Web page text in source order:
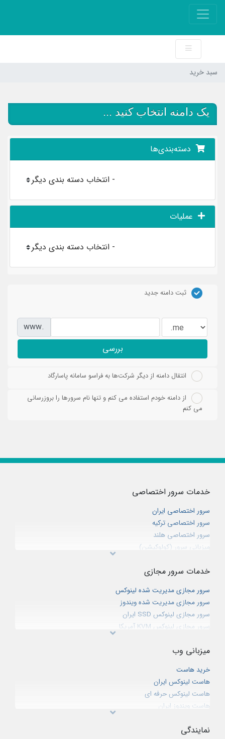
سبد خرید
یک دامنه انتخاب کنید ...
دسته‌بندی‌ها
عملیات
ثبت دامنه جدید
www.
بررسی
انتقال دامنه از دیگر شرکت‌ها به فراسو سامانه پاسارگاد
از دامنه خودم استفاده می کنم و تنها نام سرورها را بروزرسانی
می کنم
خدمات سرور اختصاصی
سرور اختصاصی ایران
سرور اختصاصی ترکیه
سرور اختصاصی هلند
میزبانی سرور (کولوکیشن)
خدمات سرور مجازی
سرور مجازی مدیریت شده لینوکس
سرور مجازی مدیریت شده ویندوز
سرور مجازی لینوکس SSD ایران
سرور مجازی لینوکس KVM آمریکا
سرور مجازی ویندوز ایران
سرور مجازی گیم
میزبانی وب
خرید هاست
هاست لینوکس ایران
هاست لینوکس حرفه ای
هاست ویندوز ایران
میزبانی فضای پشتیبان
نمایندگی